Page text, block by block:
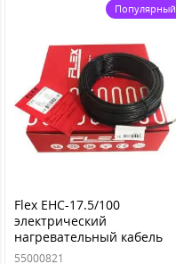
Популярный
Flex EHC-17.5/100
электрический
нагревательный кабель
1750 Вт (100 м)
55000821